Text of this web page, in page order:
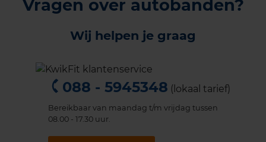
Vragen over autobanden?
Wij helpen je graag
088 - 5945348 (lokaal tarief)
Bereikbaar van maandag t/m vrijdag tussen
08.00 - 17.30 uur.